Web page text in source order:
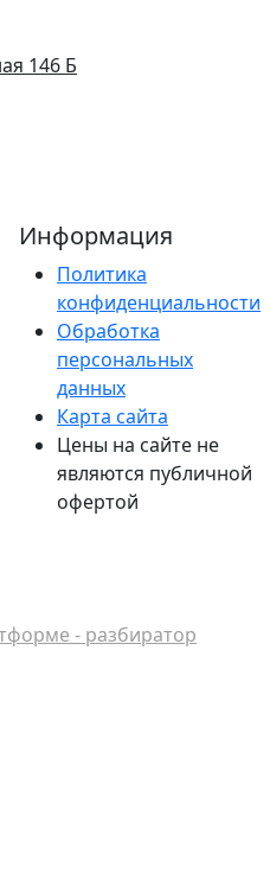
146 Б
Информация
Политика
конфиденциальности
Обработка
персональных
данных
Карта сайта
Цены на сайте не
являются публичной
офертой
- разбиратор